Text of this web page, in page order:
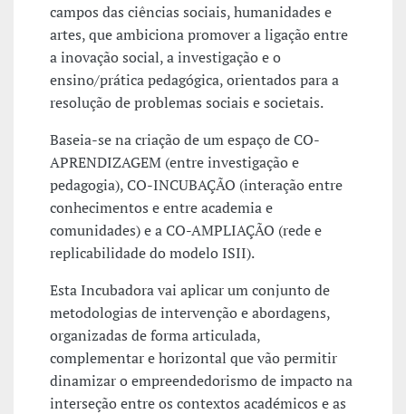
campos das ciências sociais, humanidades e
artes, que ambiciona promover a ligação entre
a inovação social, a investigação e o
ensino/prática pedagógica, orientados para a
resolução de problemas sociais e societais.
Baseia-se na criação de um espaço de CO-
APRENDIZAGEM (entre investigação e
pedagogia), CO-INCUBAÇÃO (interação entre
conhecimentos e entre academia e
comunidades) e a CO-AMPLIAÇÃO (rede e
replicabilidade do modelo ISII).
Esta Incubadora vai aplicar um conjunto de
metodologias de intervenção e abordagens,
organizadas de forma articulada,
complementar e horizontal que vão permitir
dinamizar o empreendedorismo de impacto na
interseção entre os contextos académicos e as